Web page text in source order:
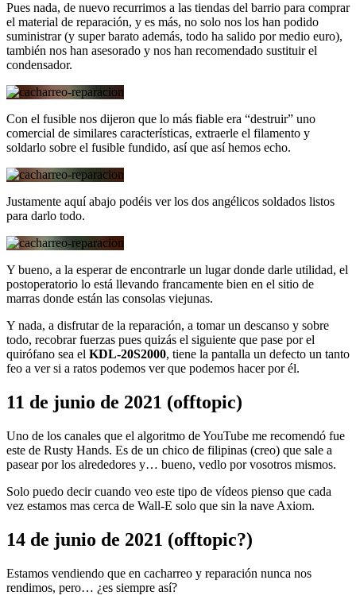
Pues nada, de nuevo recurrimos a las tiendas del barrio para comprar
el material de reparación, y es más, no solo nos los han podido
suministrar (y super barato además, todo ha salido por medio euro),
también nos han asesorado y nos han recomendado sustituir el
condensador.
Con el fusible nos dijeron que lo más fiable era “destruir” uno
comercial de similares características, extraerle el filamento y
soldarlo sobre el fusible fundido, así que así hemos echo.
Justamente aquí abajo podéis ver los dos angélicos soldados listos
para darlo todo.
Y bueno, a la esperar de encontrarle un lugar donde darle utilidad, el
postoperatorio lo está llevando francamente bien en el sitio de
marras donde están las consolas viejunas.
Y nada, a disfrutar de la reparación, a tomar un descanso y sobre
todo, recobrar fuerzas pues quizás el siguiente que pase por el
quirófano sea el KDL-20S2000, tiene la pantalla un defecto un tanto
feo a ver si a ratos podemos ver que podemos hacer por él.
11 de junio de 2021 (offtopic)
Uno de los canales que el algoritmo de YouTube me recomendó fue
este de Rusty Hands. Es de un chico de filipinas (creo) que sale a
pasear por los alrededores y… bueno, vedlo por vosotros mismos.
Solo puedo decir cuando veo este tipo de vídeos pienso que cada
vez estamos mas cerca de Wall-E solo que sin la nave Axiom.
14 de junio de 2021 (offtopic?)
Estamos vendiendo que en cacharreo y reparación nunca nos
rendimos, pero… ¿es siempre así?